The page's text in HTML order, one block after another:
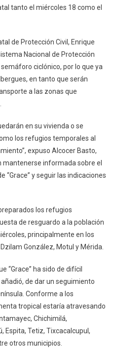
tanto el miércoles 18 como el
de Protección Civil, Enrique
Nacional de Protección
ciclónico, por lo que ya
en tanto que serán
a las zonas que
en su vivienda o se
los refugios temporales al
expuso Alcocer Basto,
mantenerse informada sobre el
y seguir las indicaciones
los refugios
de resguardo a la población
principalmente en los
González, Motul y Mérida.
“Grace” ha sido de difícil
de dar un seguimiento
Conforme a los
tropical estaría atravesando
Chichimilá,
Espita, Tetiz, Tixcacalcupul,
otros municipios.